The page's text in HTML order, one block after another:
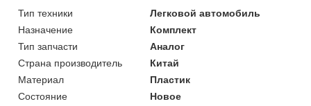
Тип техники
Легковой автомобиль
Назначение
Комплект
Тип запчасти
Аналог
Страна производитель
Китай
Материал
Пластик
Состояние
Новое